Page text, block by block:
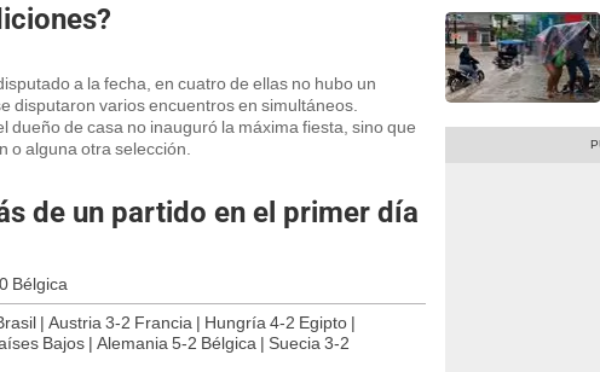
a la fecha, en cuatro de ellas no hubo un
disputaron varios encuentros en simultáneos.
dueño de casa no inauguró la máxima fiesta, sino que
o alguna otra selección.
de un partido en el primer día
Bélgica
| Austria 3-2 Francia | Hungría 4-2 Egipto |
Bajos | Alemania 5-2 Bélgica | Suecia 3-2